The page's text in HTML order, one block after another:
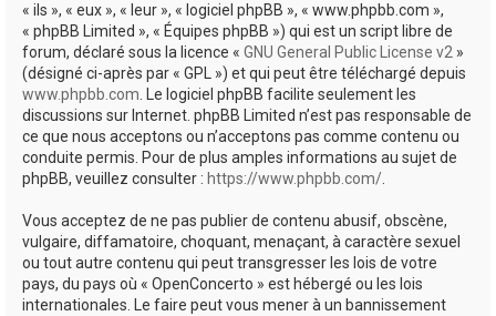
« ils », « eux », « leur », « logiciel phpBB », « www.phpbb.com »,
« phpBB Limited », « Équipes phpBB ») qui est un script libre de
forum, déclaré sous la licence « GNU General Public License v2 »
(désigné ci-après par « GPL ») et qui peut être téléchargé depuis
www.phpbb.com. Le logiciel phpBB facilite seulement les
discussions sur Internet. phpBB Limited n’est pas responsable de
ce que nous acceptons ou n’acceptons pas comme contenu ou
conduite permis. Pour de plus amples informations au sujet de
phpBB, veuillez consulter : https://www.phpbb.com/.
Vous acceptez de ne pas publier de contenu abusif, obscène,
vulgaire, diffamatoire, choquant, menaçant, à caractère sexuel
ou tout autre contenu qui peut transgresser les lois de votre
pays, du pays où « OpenConcerto » est hébergé ou les lois
internationales. Le faire peut vous mener à un bannissement